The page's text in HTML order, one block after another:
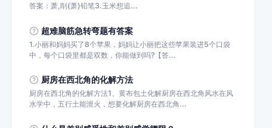
答案：萧,削(萧)铅笔3.玉米想追...
超难脑筋急转弯题有答案
1.小丽和妈妈买了8个苹果，妈妈让小丽把这些苹果装进5个口袋
中，每个口袋里都是双数，你能做到吗?【答...
厨房在西北角的化解方法
厨房在西北角的化解方法1、黄布包土化解厨房在西北角风水在风
水学中，五行土能泄火，想要化解厨房在西北角...